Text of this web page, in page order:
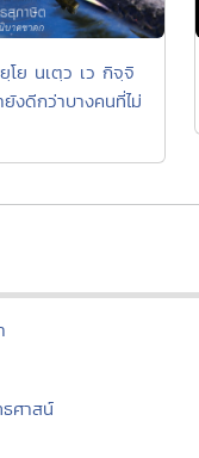
ย นเตฺว เว กิจฺจิ
งดีกว่าบางคนที่ไม่
ศาสน์